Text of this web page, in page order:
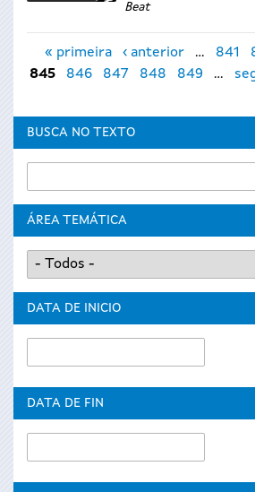
Beat
Páxinas
« primeira ‹ anterior … 841
845
846 847 848 849 …
BUSCA NO TEXTO
ÁREA TEMÁTICA
DATA DE INICIO
de
DATA DE FIN
de